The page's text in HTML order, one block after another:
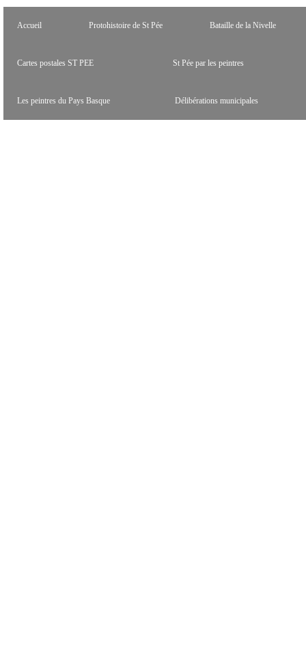
Accueil Protohistoire de St Pée Bataille de la Nivelle
Cartes postales ST PEE St Pée par les peintres
Les peintres du Pays Basque Délibérations municipales